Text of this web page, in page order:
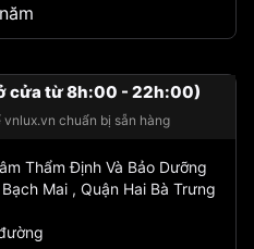
cửa từ 8h:00 - 22h:00)
chuẩn bị sẵn hàng
Thẩm Định Và Bảo Dưỡng
Mai , Quận Hai Bà Trưng